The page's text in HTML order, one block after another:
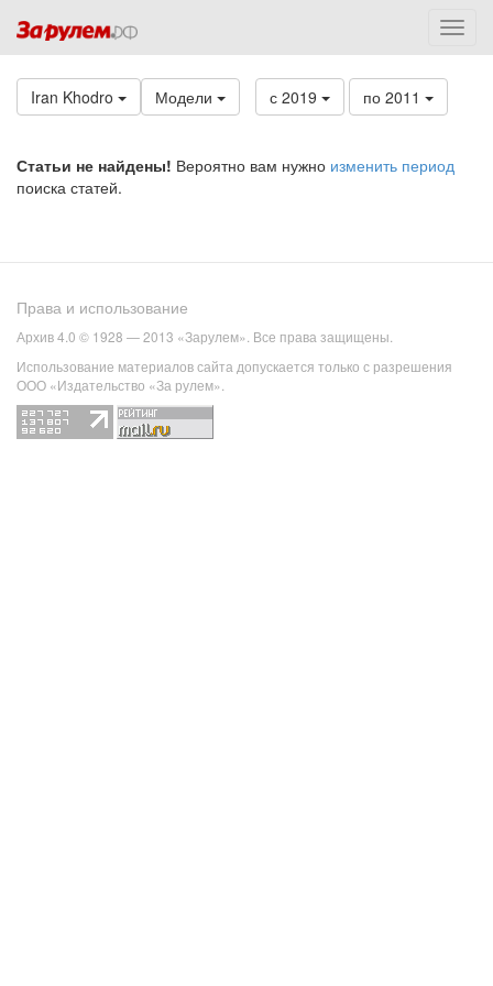
Iran Khodro Модели с 2019 по 2011
Статьи не найдены! Вероятно вам нужно изменить период
поиска статей.
Права и использование
Архив 4.0 © 1928 — 2013 «Зарулем». Все права защищены.
Использование материалов сайта допускается только с разрешения
ООО «Издательство «За рулем».